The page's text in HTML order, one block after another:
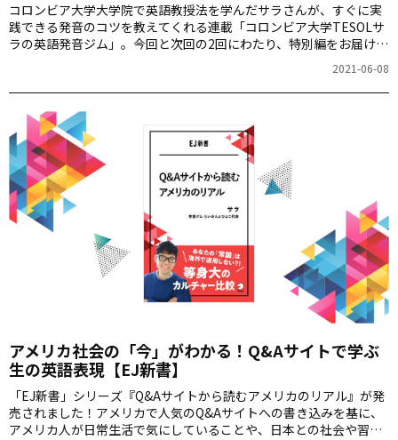
コロンビア大学大学院で英語教授法を学んだサラさんが、すぐに実
践できる発音のコツを教えてくれる連載「コロンビア大学TESOLサ
ラの英語発音ジム」。今回と次回の2回にわたり、特別編をお届けい
2021-06-08
アメリカ社会の「今」がわかる！Q&Aサイトで学ぶ
生の英語表現【EJ新書】
「EJ新書」シリーズ『Q&Aサイトから読むアメリカのリアル』が発
売されました！アメリカで人気のQ&Aサイトへの書き込みを基に、
アメリカ人が日常生活で気にしていることや、日本との社会や習慣